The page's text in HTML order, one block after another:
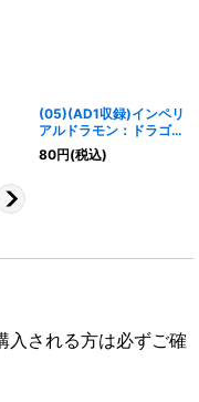
(05)(AD1収録)インペリ
アルドラモン：ドラゴン
モード【R】{BT16-
028}《多》
80円(税込)
入される方は必ずご確